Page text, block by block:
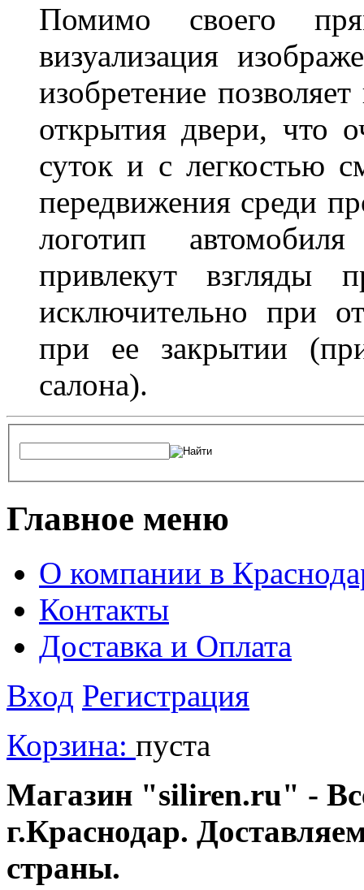
Помимо своего
визуализация
изобретение
открытия двери, что
суток и с легкостью
передвижения среди
логотип
привлекут взгляды
исключительно при
при ее закрытии
салона).
Главное меню
О компании в
Контакты
Доставка и Оплата
Вход Регистрация
Корзина: пуста
Магазин "siliren.ru" -
г.Краснодар.
страны.